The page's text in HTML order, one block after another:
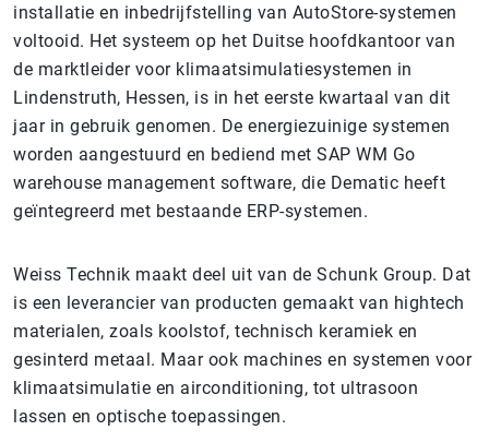
installatie en inbedrijfstelling van AutoStore-systemen
voltooid. Het systeem op het Duitse hoofdkantoor van
de marktleider voor klimaatsimulatiesystemen in
Lindenstruth, Hessen, is in het eerste kwartaal van dit
jaar in gebruik genomen. De energiezuinige systemen
worden aangestuurd en bediend met SAP WM Go
warehouse management software, die Dematic heeft
geïntegreerd met bestaande ERP-systemen.
Weiss Technik maakt deel uit van de Schunk Group. Dat
is een leverancier van producten gemaakt van hightech
materialen, zoals koolstof, technisch keramiek en
gesinterd metaal. Maar ook machines en systemen voor
klimaatsimulatie en airconditioning, tot ultrasoon
lassen en optische toepassingen.